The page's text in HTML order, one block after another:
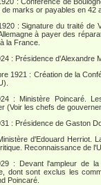
de marks or payables en 42
: Signature du traité de
à payer des
la France.
: Présidence d'Alexandre
1921 : Création de la
: Ministère Poincaré.
(Voir les chefs de
: Présidence de Gaston
d'Edouard Herriot.
Reconnaissance de
: Devant l'ampleur de
dont sont exclus les
Poincaré.